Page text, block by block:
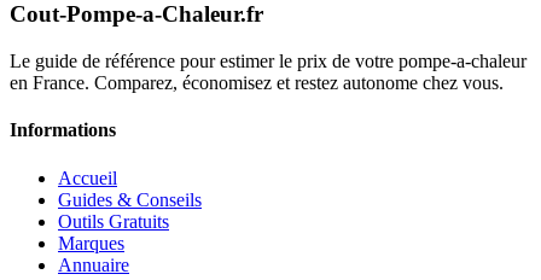
Cout-Pompe-a-Chaleur.fr
Le guide de référence pour estimer le prix de votre pompe-a-chaleur
en France. Comparez, économisez et restez autonome chez vous.
Informations
Accueil
Guides & Conseils
Outils Gratuits
Marques
Annuaire